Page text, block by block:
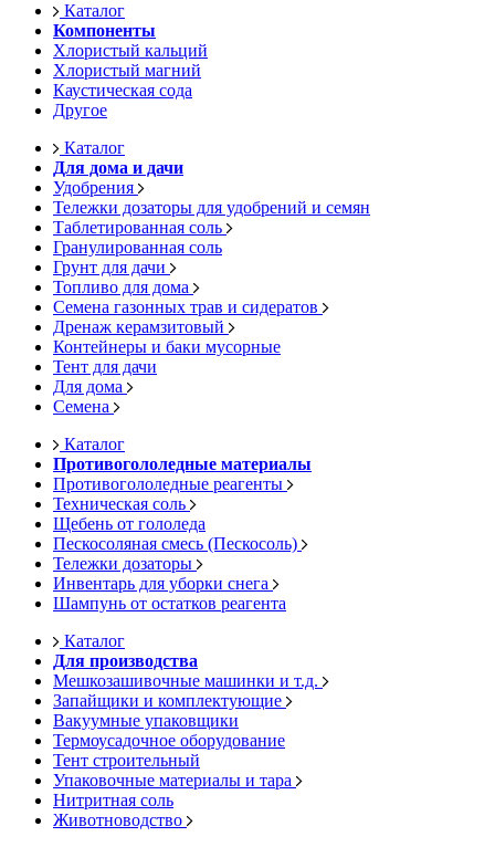
Каталог
Компоненты
Хлористый кальций
Хлористый магний
Каустическая сода
Другое
Каталог
Для дома и дачи
Удобрения
Тележки дозаторы для удобрений и семян
Таблетированная соль
Гранулированная соль
Грунт для дачи
Топливо для дома
Семена газонных трав и сидератов
Дренаж керамзитовый
Контейнеры и баки мусорные
Тент для дачи
Для дома
Семена
Каталог
Противогололедные материалы
Противогололедные реагенты
Техническая соль
Щебень от гололеда
Пескосоляная смесь (Пескосоль)
Тележки дозаторы
Инвентарь для уборки снега
Шампунь от остатков реагента
Каталог
Для производства
Мешкозашивочные машинки и т.д.
Запайщики и комплектующие
Вакуумные упаковщики
Термоусадочное оборудование
Тент строительный
Упаковочные материалы и тара
Нитритная соль
Животноводство